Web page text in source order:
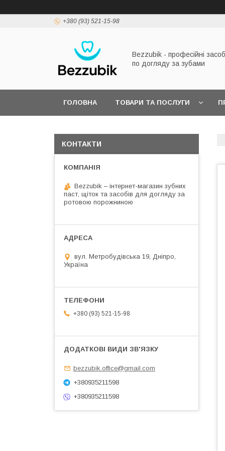
+380 (93) 521-15-98
Bezzubik - професійні
по догляду за зубами
ГОЛОВНА ТОВАРИ ТА ПОСЛУГИ
КОНТАКТИ
Bezzubik – інтернет-магазин зубних
паст, щіток та засобів для догляду за
ротовою порожниною
вул. Метробудівська 19, Дніпро,
Україна
+380 (93) 521-15-98
bezzubik.office@gmail.com
+380935211598
+380935211598